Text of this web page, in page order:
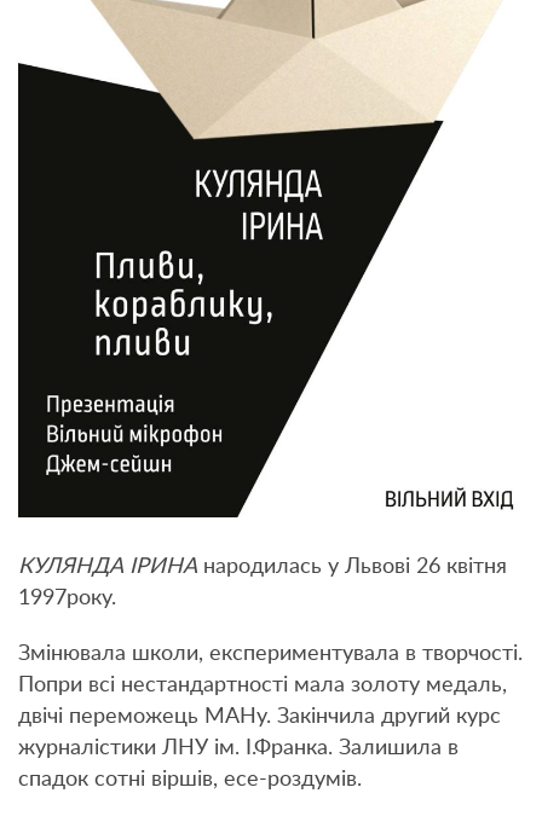
КУЛЯНДА ІРИНА народилась у Львові 26 квітня
1997року.
Змінювала школи, експериментувала в творчості.
Попри всі нестандартності мала золоту медаль,
двічі переможець МАНу. Закінчила другий курс
журналістики ЛНУ ім. І.Франка. Залишила в
спадок сотні віршів, есе-роздумів.